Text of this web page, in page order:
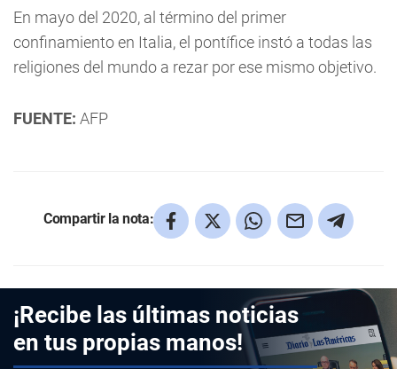
En mayo del 2020, al término del primer
confinamiento en Italia, el pontífice instó a todas las
religiones del mundo a rezar por ese mismo objetivo.
FUENTE: AFP
Compartir la nota:
¡Recibe las últimas noticias
en tus propias manos!